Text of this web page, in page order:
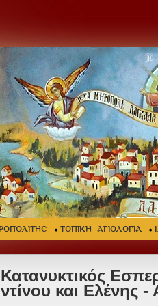
ΤΟΠΙΚΗ ΑΓΙΟΛΟΓΙΑ
Κατανυκτικός
και Ελένης